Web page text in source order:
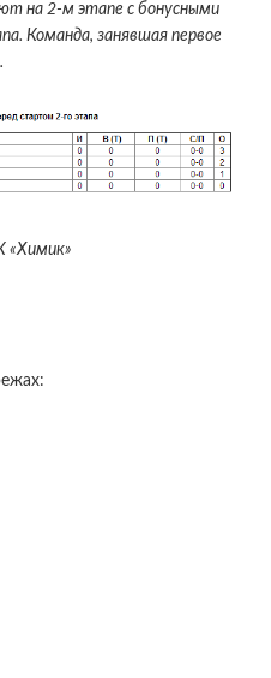
на 2-м этапе с бонусными
Команда, занявшая первое
«Химик»